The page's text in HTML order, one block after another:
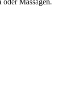
oder Massagen.